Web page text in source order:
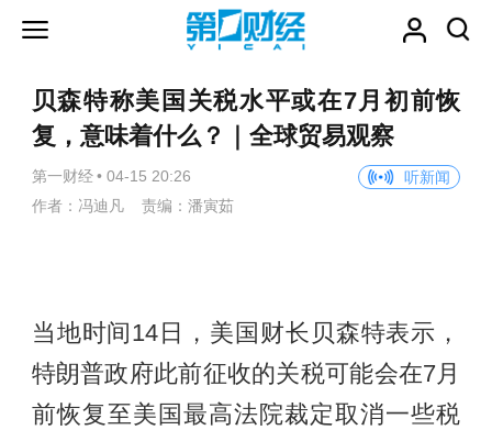
贝森特称美国关税水平或在7月初前恢
复，意味着什么？｜全球贸易观察
第一财经 • 04-15 20:26
听新闻
作者：冯迪凡 责编：潘寅茹
当地时间14日，美国财长贝森特表示，
特朗普政府此前征收的关税可能会在7月
前恢复至美国最高法院裁定取消一些税